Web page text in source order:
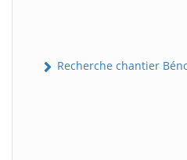
Recherche chantier